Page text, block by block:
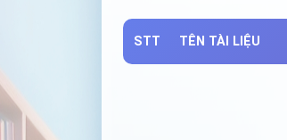
STT TÊN TÀI LIỆU